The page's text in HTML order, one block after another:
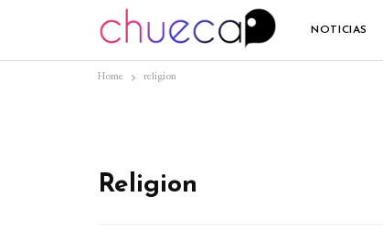
NOTICIAS
Home religion
Religion